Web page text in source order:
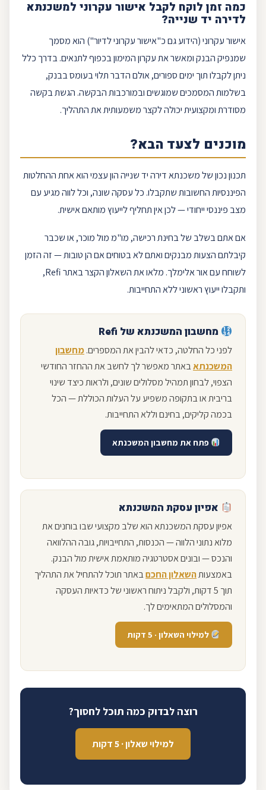
כמה זמן לוקח לקבל אישור עקרוני למשכנתא
לדירה יד שנייה?
אישור עקרוני(הידוע גם כ"אישור עקרוני לדיור") הוא מסמך
שמנפיק הבנק ומאשר את עקרון המימון בכפוף לתנאים. בדרך כלל
ניתן לקבלו תוך ימים ספורים, אולם הדבר תלוי בעומס בבנק,
בשלמות המסמכים שמוגשים ובמורכבות הבקשה. הגשת בקשה
מסודרת ומקצועית יכולה לקצר משמעותית את התהליך.
מוכנים לצעד הבא?
תכנון נכון של משכנתא דירה יד שנייה הון עצמי הוא אחת ההחלטות
הפיננסיות החשובות שתקבלו. כל עסקה שונה, וכל לווה מגיע עם
מצב פיננסי ייחודי — לכן אין תחליף לייעוץ מותאם אישית.
אם אתם בשלב של בחינת רכישה, מו"מ מול מוכר, או שכבר
קיבלתם הצעות מבנקים ואתם לא בטוחים אם הן טובות — זה הזמן
לשוחח עם אור אלימלך. מלאו את השאלוןהקצר באתרRefi
,
ותקבלו ייעוץ ראשוני ללא התחייבות.
מחשבון המשכנתא של Refi
לפני כל החלטה, כדאי להבין את המספרים.מחשבון
המשכנתאבאתר מאפשר לך לחשב את ההחזר החודשי
הצפוי, לבחון תמהיל מסלולים שונים, ולראות כיצד שינוי
בריבית או בתקופה משפיע על העלות הכוללת — הכל
בכמה קליקים, בחינם וללא התחייבות.
פתח את מחשבון המשכנתא
אפיון עסקת המשכנתא
אפיון עסקת המשכנתא הוא שלב מקצועי שבו בוחנים את
מלוא נתוני הלווה — הכנסות, התחייבויות, גובה ההלוואה
והנכס — ובונים אסטרטגיה מותאמת אישית מול הבנק.
באמצעותהשאלון החכםבאתר תוכל להתחיל את התהליך
תוך 5 דקות, ולקבל ניתוח ראשוני של כדאיות העסקה
והמסלולים המתאימים לך.
למילוי השאלון · 5 דקות
רוצה לבדוק כמה תוכל לחסוך?
למילוי שאלון · 5 דקות